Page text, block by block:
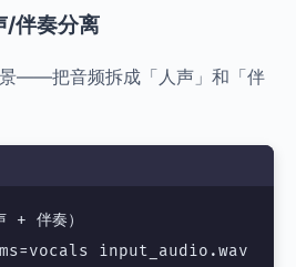
/伴奏分离
——把音频拆成「人声」和「伴
+ 伴奏）
input_audio.wav